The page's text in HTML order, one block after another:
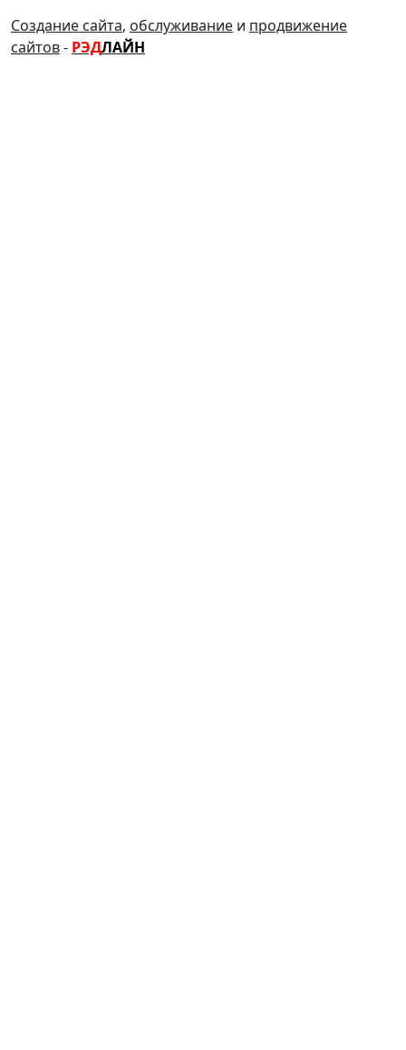
Создание сайта, обслуживание и продвижение
сайтов- РЭДЛАЙН